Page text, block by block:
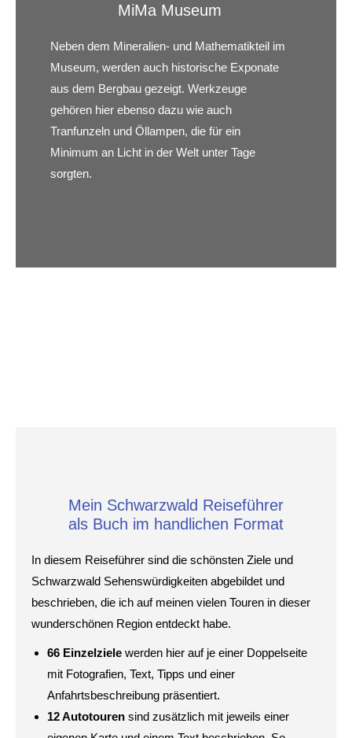
MiMa Museum
Neben dem Mineralien- und Mathematikteil im
Museum, werden auch historische Exponate
aus dem Bergbau gezeigt. Werkzeuge
gehören hier ebenso dazu wie auch
Tranfunzeln und Öllampen, die für ein
Minimum an Licht in der Welt unter Tage
sorgten.
Mein Schwarzwald Reiseführer
als Buch im handlichen Format
In diesem Reiseführer sind die schönsten Ziele und
Schwarzwald Sehenswürdigkeiten abgebildet und
beschrieben, die ich auf meinen vielen Touren in dieser
wunderschönen Region entdeckt habe.
66 Einzelziele werden hier auf je einer Doppelseite
mit Fotografien, Text, Tipps und einer
Anfahrtsbeschreibung präsentiert.
12 Autotouren sind zusätzlich mit jeweils einer